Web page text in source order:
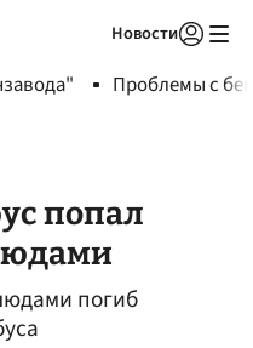
Новости
Проблемы с
попал
погиб